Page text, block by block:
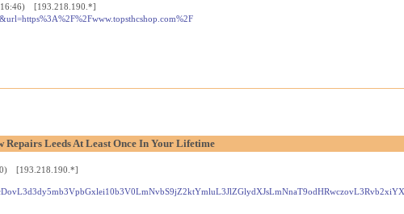
[193.218.190.*]
Repairs Leeds At Least Once In Your Lifetime
[193.218.190.*]